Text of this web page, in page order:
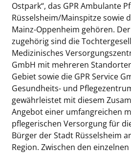
Ostpark“, das GPR Ambulante
Rüsselsheim/Mainspitze sowie
Mainz-Oppenheim gehören.
zugehörig sind die
Medizinisches
GmbH mit mehreren
Gebiet sowie die GPR Service
Gesundheits- und
gewährleistet mit diesem
Angebot einer umfangreichen
pflegerischen Versorgung für
Bürger der Stadt Rüsselsheim
Region. Zwischen den